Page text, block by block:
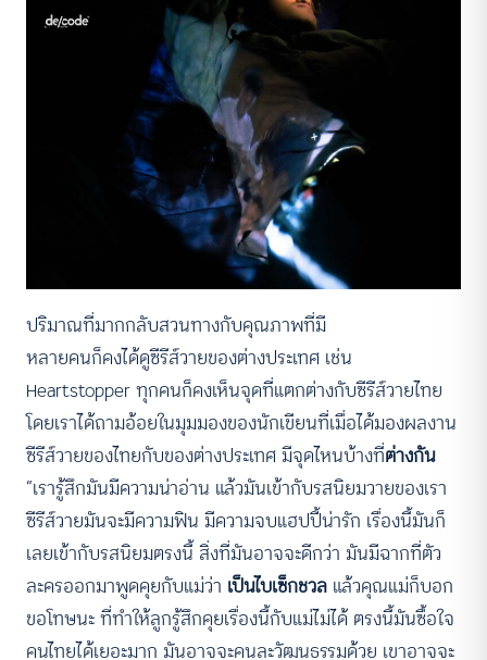
ปริมาณที่มากกลับสวนทางกับคุณภาพที่มี
หลายคนก็คงได้ดูซีรีส์วายของต่างประเทศ เช่น
Heartstopper ทุกคนก็คงเห็นจุดที่แตกต่างกับซีรีส์วายไทย
โดยเราได้ถามอ้อยในมุมมองของนักเขียนที่เมื่อได้มองผลงาน
ซีรีส์วายของไทยกับของต่างประเทศ มีจุดไหนบ้างที่ต่างกัน
“เรารู้สึกมันมีความน่าอ่าน แล้วมันเข้ากับรสนิยมวายของเรา
ซีรีส์วายมันจะมีความฟิน มีความจบแฮปปี้น่ารัก เรื่องนี้มันก็
เลยเข้ากับรสนิยมตรงนี้ สิ่งที่มันอาจจะดีกว่า มันมีฉากที่ตัว
ละครออกมาพูดคุยกับแม่ว่า เป็นไบเซ็กชวล แล้วคุณแม่ก็บอก
ขอโทษนะ ที่ทำให้ลูกรู้สึกคุยเรื่องนี้กับแม่ไม่ได้ ตรงนี้มันซื้อใจ
คนไทยได้เยอะมาก มันอาจจะคนละวัฒนธรรมด้วย เขาอาจจะ